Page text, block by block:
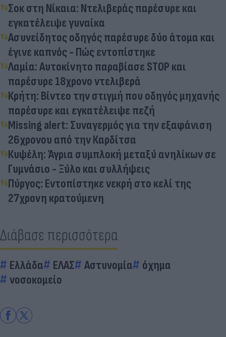
Σοκ στη Νίκαια: Ντελιβεράς παρέσυρε και
εγκατέλειψε γυναίκα
Ασυνείδητος οδηγός παρέσυρε δύο άτομα και
έγινε καπνός - Πώς εντοπίστηκε
Λαμία: Αυτοκίνητο παραβίασε STOP και
παρέσυρε 18χρονο ντελιβερά
Κρήτη: Βίντεο την στιγμή που οδηγός μηχανής
παρέσυρε και εγκατέλειψε πεζή
Missing alert: Συναγερμός για την εξαφάνιση
26χρονου από την Καρδίτσα
Κυψέλη: Άγρια συμπλοκή μεταξύ ανηλίκων σε
Γυμνάσιο - Ξύλο και συλλήψεις
Πύργος: Εντοπίστηκε νεκρή στο κελί της
27χρονη κρατούμενη
Διάβασε περισσότερα
Ελλάδα ΕΛΑΣ Αστυνομία
όχημα
νοσοκομείο